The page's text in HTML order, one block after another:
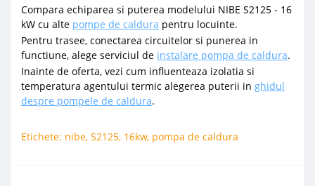
Compara echiparea si puterea modelului NIBE S2125 - 16
kW cu alte pompe de caldura pentru locuinte.
Pentru trasee, conectarea circuitelor si punerea in
functiune, alege serviciul de instalare pompa de caldura.
Inainte de oferta, vezi cum influenteaza izolatia si
temperatura agentului termic alegerea puterii in ghidul
despre pompele de caldura.
Etichete: nibe, S2125, 16kw, pompa de caldura